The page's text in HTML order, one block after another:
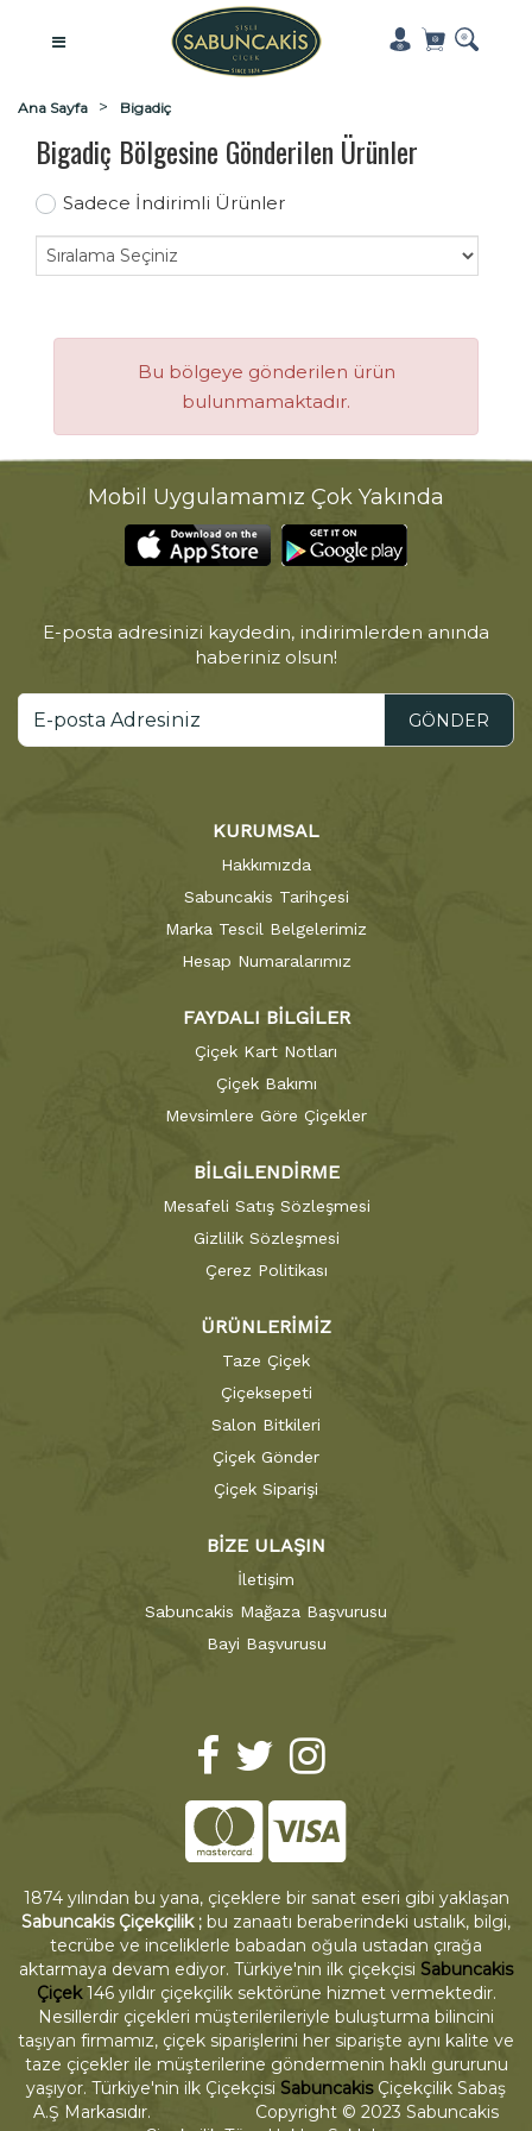
Ana Sayfa Bigadiç
Bigadiç Bölgesine Gönderilen Ürünler
Sadece İndirimli Ürünler
Bu bölgeye gönderilen ürün
bulunmamaktadır.
Mobil Uygulamamız Çok Yakında
E-posta adresinizi kaydedin, indirimlerden anında
haberiniz olsun!
GÖNDER
KURUMSAL
Hakkımızda
Sabuncakis Tarihçesi
Marka Tescil Belgelerimiz
Hesap Numaralarımız
FAYDALI BİLGİLER
Çiçek Kart Notları
Çiçek Bakımı
Mevsimlere Göre Çiçekler
BİLGİLENDİRME
Mesafeli Satış Sözleşmesi
Gizlilik Sözleşmesi
Çerez Politikası
ÜRÜNLERİMİZ
Taze Çiçek
Çiçeksepeti
Salon Bitkileri
Çiçek Gönder
Çiçek Siparişi
BİZE ULAŞIN
İletişim
Sabuncakis Mağaza Başvurusu
Bayi Başvurusu
1874 yılından bu yana, çiçeklere bir sanat eseri gibi yaklaşan
Sabuncakis Çiçekçilik ; bu zanaatı beraberindeki ustalık, bilgi,
tecrübe ve inceliklerle babadan oğula ustadan çırağa
aktarmaya devam ediyor. Türkiye'nin ilk çiçekçisi Sabuncakis
Çiçek146 yıldır çiçekçilik sektörüne hizmet vermektedir.
Nesillerdir çiçekleri müşterilerileriyle buluşturma bilincini
taşıyan firmamız, çiçek siparişlerini her siparişte aynı kalite ve
taze çiçekler ile müşterilerine göndermenin haklı gururunu
yaşıyor. Türkiye'nin ilk Çiçekçisi SabuncakisÇiçekçilik Sabaş
A.Ş Markasıdır. Copyright © 2023 Sabuncakis